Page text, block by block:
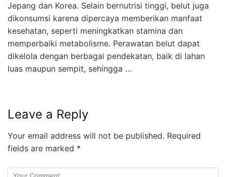
Jepang dan Korea. Selain bernutrisi tinggi, belut juga
dikonsumsi karena dipercaya memberikan manfaat
kesehatan, seperti meningkatkan stamina dan
memperbaiki metabolisme. Perawatan belut dapat
dikelola dengan berbagai pendekatan, baik di lahan
luas maupun sempit, sehingga …
Leave a Reply
Your email address will not be published. Required
fields are marked *